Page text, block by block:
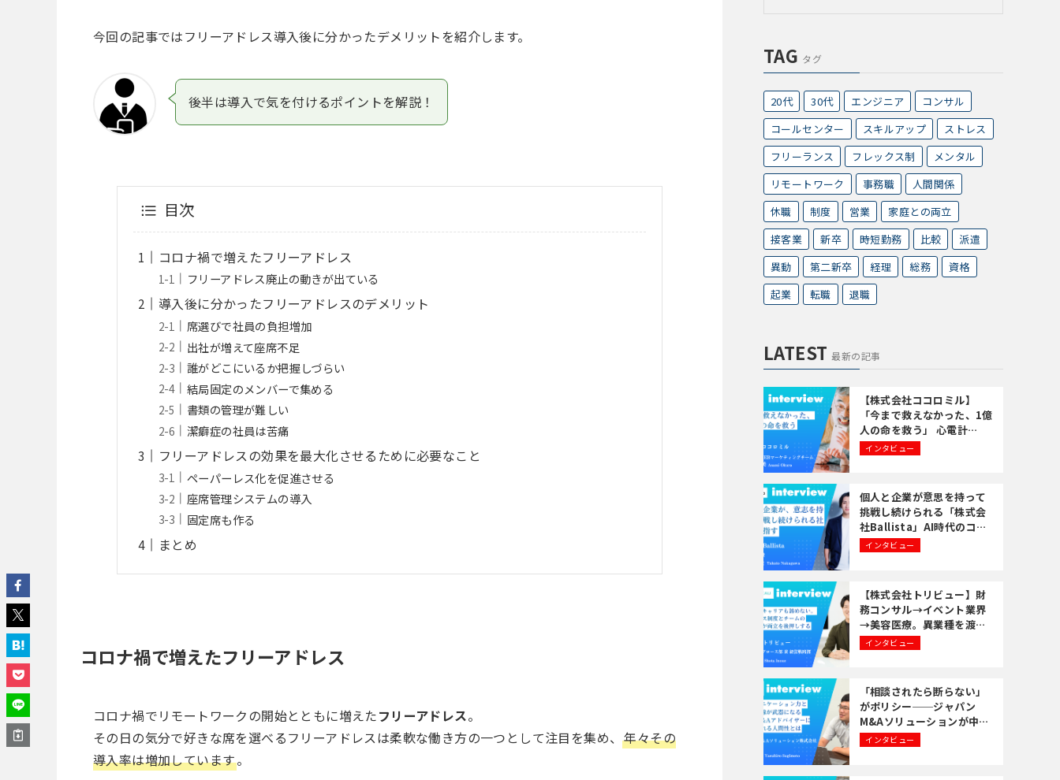
今回の記事ではフリーアドレス導入後に分かったデメリットを紹介します。
後半は導入で気を付けるポイントを解説！
目次
コロナ禍で増えたフリーアドレス
フリーアドレス廃止の動きが出ている
導入後に分かったフリーアドレスのデメリット
席選びで社員の負担増加
出社が増えて座席不足
誰がどこにいるか把握しづらい
結局固定のメンバーで集める
書類の管理が難しい
潔癖症の社員は苦痛
フリーアドレスの効果を最大化させるために必要なこと
ペーパーレス化を促進させる
座席管理システムの導入
固定席も作る
まとめ
コロナ禍で増えたフリーアドレス
コロナ禍でリモートワークの開始とともに増えたフリーアドレス。
その日の気分で好きな席を選べるフリーアドレスは柔軟な働き方の一つとして注目を集め、年々その
導入率は増加しています。
TAG タグ
20代 30代 エンジニア
コンサル
コールセンター
スキルアップ
ストレス
フリーランス
フレックス制
メンタル
リモートワーク
事務職
人間関係
休職
制度 営業
家庭との両立
接客業
新卒 時短勤務 比較
派遣
異動
第二新卒 経理 総務
資格
起業
転職 退職
LATEST 最新の記事
【株式会社ココロミル】
「今まで救えなかった、1億
人の命を救う」 心電計
の”待ち時間”をなくす
インタビュー
個人と企業が意思を持って
挑戦し続けられる「株式会
社Ballista」AI時代のコン
サルに求められる4Gバリュ
ーとPolaxis、ConStepの
インタビュー
【株式会社トリビュー】財
務コンサル→イベント業界
→美容医療。異業種を渡り
歩いた井上翔太さんが語
る、「経験を活かす転職」
インタビュー
「相談されたら断らない」
がポリシー──ジャパン
M&Aソリューションが中小
企業の事業承継に全力で向
き合う理由
インタビュー